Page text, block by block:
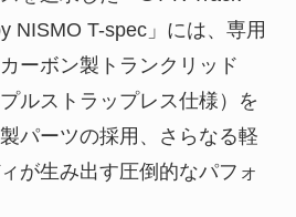
NISMO T-spec」には、専用
ーボン製トランクリッド
ルストラップレス仕様）を
パーツの採用、さらなる軽
が生み出す圧倒的なパフォ